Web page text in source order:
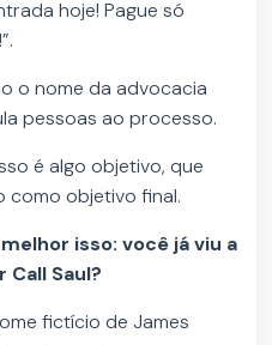
hoje! Pague só
o nome da advocacia
pessoas ao processo.
é algo objetivo, que
como objetivo final.
isso: você já viu a
Saul?
fictício de James